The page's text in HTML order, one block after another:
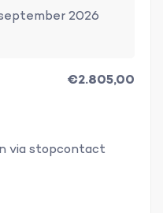
2026
€2.805,00
via stopcontact